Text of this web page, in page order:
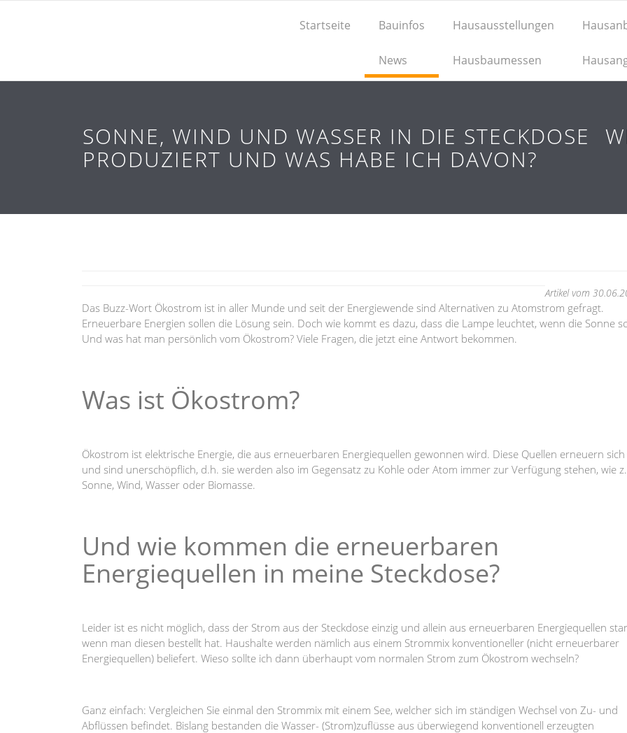
Startseite Bauinfos
News
Hausausstellungen
Hausbaumessen
SONNE, WIND UND WASSER IN DIE STECKDOSE 
PRODUZIERT UND WAS HABE ICH DAVON?
Artikel vom
Das Buzz-Wort Ökostrom ist in aller Munde und seit der Energiewende sind Alternativen zu Atomstrom gefragt.
Erneuerbare Energien sollen die Lösung sein. Doch wie kommt es dazu, dass die Lampe leuchtet, wenn die Sonne
Und was hat man persönlich vom Ökostrom? Viele Fragen, die jetzt eine Antwort bekommen.
Was ist Ökostrom?
Ökostrom ist elektrische Energie, die aus erneuerbaren Energiequellen gewonnen wird. Diese Quellen erneuern
und sind unerschöpflich, d.h. sie werden also im Gegensatz zu Kohle oder Atom immer zur Verfügung stehen, wie
Sonne, Wind, Wasser oder Biomasse.
Und wie kommen die erneuerbaren
Energiequellen in meine Steckdose?
Leider ist es nicht möglich, dass der Strom aus der Steckdose einzig und allein aus erneuerbaren Energiequellen
wenn man diesen bestellt hat. Haushalte werden nämlich aus einem Strommix konventioneller (nicht erneuerbarer
Energiequellen) beliefert. Wieso sollte ich dann überhaupt vom normalen Strom zum Ökostrom wechseln?
Ganz einfach: Vergleichen Sie einmal den Strommix mit einem See, welcher sich im ständigen Wechsel von Zu- und
Abflüssen befindet. Bislang bestanden die Wasser- (Strom)zuflüsse aus überwiegend konventionell erzeugten